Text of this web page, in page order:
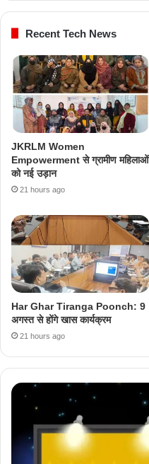
Recent Tech News
JKRLM Women
Empowerment से ग्रामीण महिलाओं
को नई उड़ान
21 hours ago
Har Ghar Tiranga Poonch: 9
अगस्त से होंगे खास कार्यक्रम
21 hours ago